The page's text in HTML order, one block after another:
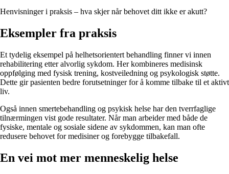
Henvisninger i praksis – hva skjer når behovet ditt ikke er akutt?
Eksempler fra praksis
Et tydelig eksempel på helhetsorientert behandling finner vi innen
rehabilitering etter alvorlig sykdom. Her kombineres medisinsk
oppfølging med fysisk trening, kostveiledning og psykologisk støtte.
Dette gir pasienten bedre forutsetninger for å komme tilbake til et aktivt
liv.
Også innen smertebehandling og psykisk helse har den tverrfaglige
tilnærmingen vist gode resultater. Når man arbeider med både de
fysiske, mentale og sosiale sidene av sykdommen, kan man ofte
redusere behovet for medisiner og forebygge tilbakefall.
En vei mot mer menneskelig helse